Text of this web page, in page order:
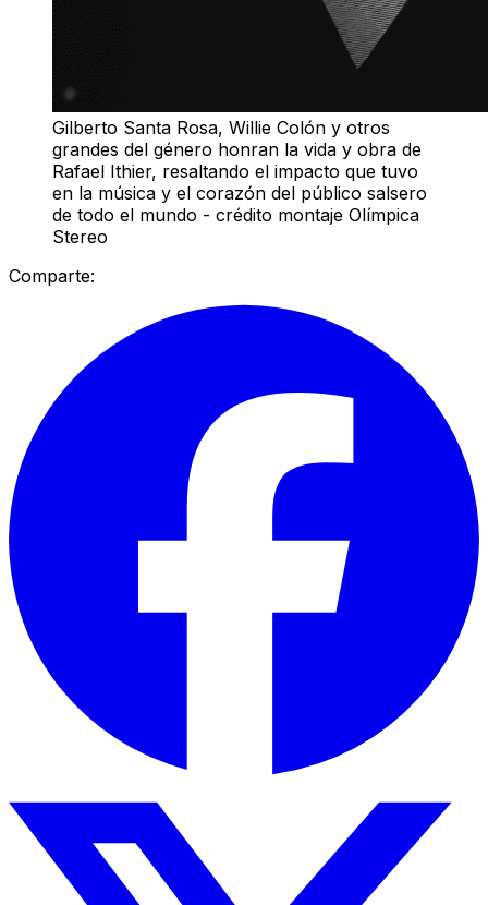
Gilberto Santa Rosa, Willie Colón y otros
grandes del género honran la vida y obra de
Rafael Ithier, resaltando el impacto que tuvo
en la música y el corazón del público salsero
de todo el mundo - crédito montaje Olímpica
Stereo
Comparte: